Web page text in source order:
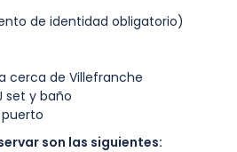
de identidad obligatorio)
cerca de Villefranche
set y baño
puerto
son las siguientes: